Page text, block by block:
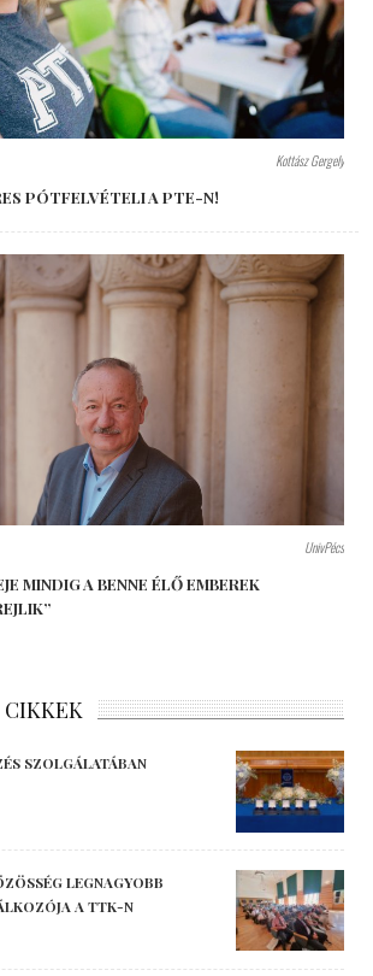
Kottász Gergely
PÓTFELVÉTELI A PTE-N!
UnivPécs
MINDIG A BENNE ÉLŐ EMBEREK
CIKKEK
SZOLGÁLATÁBAN
LEGNAGYOBB
A TTK-N